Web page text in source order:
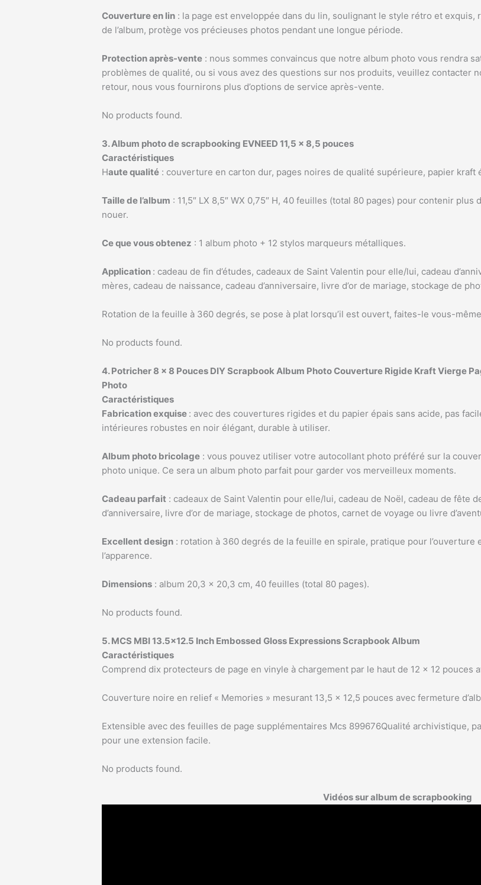
Couverture en lin : la page est enveloppée dans du lin, soulignant le style rétro et exquis,
de l’album, protège vos précieuses photos pendant une longue période.
Protection après-vente : nous sommes convaincus que notre album photo vous rendra
problèmes de qualité, ou si vous avez des questions sur nos produits, veuillez contacter
retour, nous vous fournirons plus d’options de service après-vente.
No products found.
3. Album photo de scrapbooking EVNEED 11,5 x 8,5 pouces
Caractéristiques
Haute qualité : couverture en carton dur, pages noires de qualité supérieure, papier kraft
Taille de l’album : 11,5″ LX 8,5″ WX 0,75″ H, 40 feuilles (total 80 pages) pour contenir
nouer.
Ce que vous obtenez : 1 album photo + 12 stylos marqueurs métalliques.
Application : cadeau de fin d’études, cadeaux de Saint Valentin pour elle/lui, cadeau
mères, cadeau de naissance, cadeau d’anniversaire, livre d’or de mariage, stockage de
Rotation de la feuille à 360 degrés, se pose à plat lorsqu’il est ouvert, faites-le vous-
No products found.
4. Potricher 8 x 8 Pouces DIY Scrapbook Album Photo Couverture Rigide Kraft Vierge
Photo
Caractéristiques
Fabrication exquise : avec des couvertures rigides et du papier épais sans acide, pas
intérieures robustes en noir élégant, durable à utiliser.
Album photo bricolage : vous pouvez utiliser votre autocollant photo préféré sur la
photo unique. Ce sera un album photo parfait pour garder vos merveilleux moments.
Cadeau parfait : cadeaux de Saint Valentin pour elle/lui, cadeau de Noël, cadeau de fête
d’anniversaire, livre d’or de mariage, stockage de photos, carnet de voyage ou livre
Excellent design : rotation à 360 degrés de la feuille en spirale, pratique pour l’ouverture
l’apparence.
Dimensions : album 20,3 x 20,3 cm, 40 feuilles (total 80 pages).
No products found.
5. MCS MBI 13.5×12.5 Inch Embossed Gloss Expressions Scrapbook Album
Caractéristiques
Comprend dix protecteurs de page en vinyle à chargement par le haut de 12 x 12 pouces
Couverture noire en relief « Memories » mesurant 13,5 x 12,5 pouces avec fermeture
Extensible avec des feuilles de page supplémentaires Mcs 899676Qualité archivistique,
pour une extension facile.
No products found.
Vidéos sur album de scrapbooking